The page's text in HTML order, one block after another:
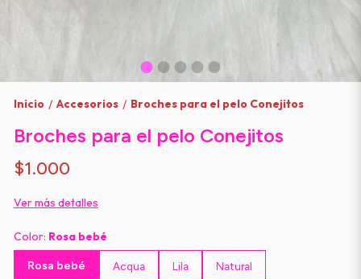
Inicio / Accesorios / Broches para el pelo Conejitos
Broches para el pelo Conejitos
$1.000
Ver más detalles
Color: Rosa bebé
Rosa bebé Acqua Lila Natural